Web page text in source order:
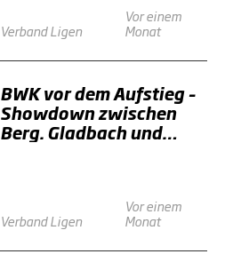
VerbandLigen
Vor einem
Monat
BWK vor dem Aufstieg –
Showdown zwischen
Berg. Gladbach und
VerbandLigen
Vor einem
Monat